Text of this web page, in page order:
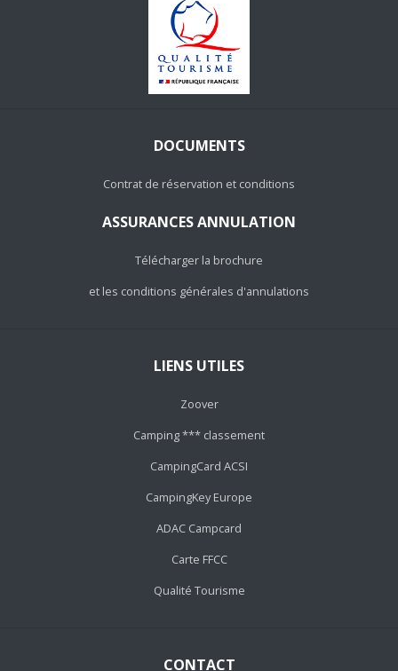
DOCUMENTS
Contrat de réservation et conditions
ASSURANCES ANNULATION
Télécharger la brochure
et les conditions générales d'annulations
LIENS UTILES
Zoover
Camping *** classement
CampingCard ACSI
CampingKey Europe
ADAC Campcard
Carte FFCC
Qualité Tourisme
CONTACT